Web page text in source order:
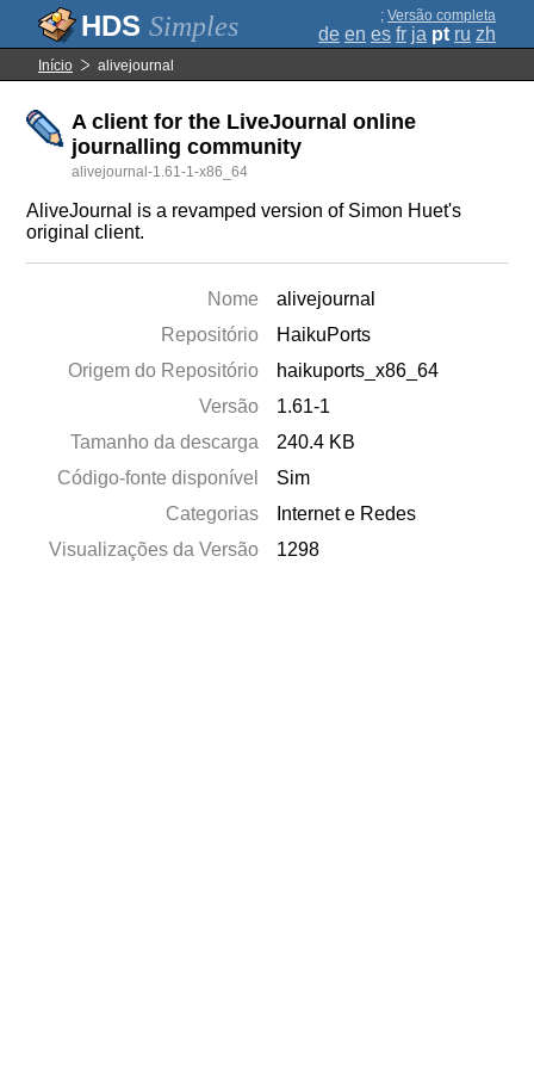
Simples ; Versão completa
de en es fr ja pt ru zh
Início alivejournal
A client for the LiveJournal online
journalling community
alivejournal-1.61-1-x86_64
AliveJournal is a revamped version of Simon Huet's
original client.
Nome
alivejournal
Repositório
HaikuPorts
Origem do Repositório
haikuports_x86_64
Versão
1.61-1
Tamanho da descarga
240.4 KB
Código-fonte disponível
Sim
Categorias
Internet e Redes
Visualizações da Versão
1298